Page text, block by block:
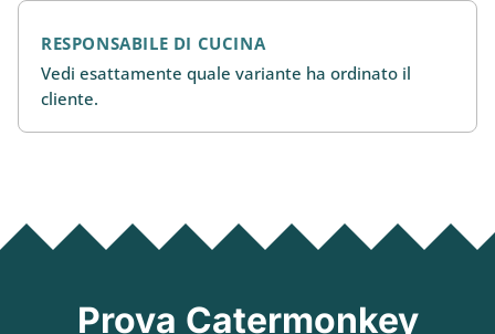
RESPONSABILE DI CUCINA
Vedi esattamente quale variante ha ordinato il
cliente.
Prova Catermonkey